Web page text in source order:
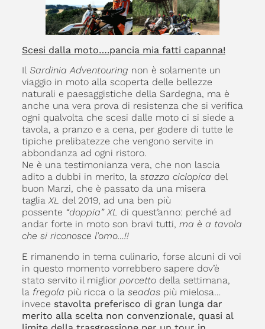
Scesi dalla moto….pancia mia fatti capanna!
Il Sardinia Adventouring non è solamente un
viaggio in moto alla scoperta delle bellezze
naturali e paesaggistiche della Sardegna, ma è
anche una vera prova di resistenza che si verifica
ogni qualvolta che scesi dalle moto ci si siede a
tavola, a pranzo e a cena, per godere di tutte le
tipiche prelibatezze che vengono servite in
abbondanza ad ogni ristoro.
Ne è una testimonianza vera, che non lascia
adito a dubbi in merito, la stazza ciclopica del
buon Marzi, che è passato da una misera
tagliaXL del 2019, ad una ben più
possente “doppia” XL di quest’anno: perché ad
andar forte in moto son bravi tutti, ma è a tavola
che si riconosce l’omo…!!
E rimanendo in tema culinario, forse alcuni di voi
in questo momento vorrebbero sapere dov’è
stato servito il miglior porcettodella settimana,
la fregola più ricca o la seadaspiù mielosa…
invece stavolta preferisco di gran lunga dar
merito alla scelta non convenzionale, quasi al